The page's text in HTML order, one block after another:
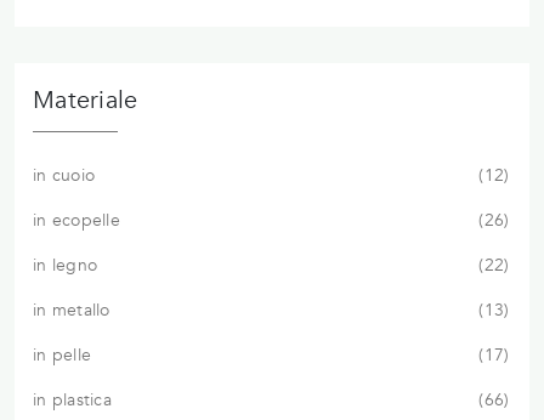
Materiale
in cuoio
12
in ecopelle
26
in legno
22
in metallo
13
in pelle
17
in plastica
66